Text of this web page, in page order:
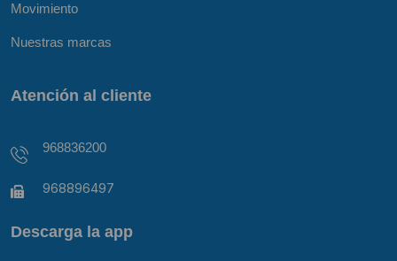
Movimiento
Nuestras marcas
Atención al cliente
968836200
968896497
Descarga la app